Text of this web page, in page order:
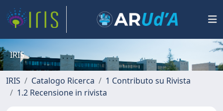
IRIS
IRIS Catalogo Ricerca
1 Contributo su Rivista
1.2 Recensione in rivista